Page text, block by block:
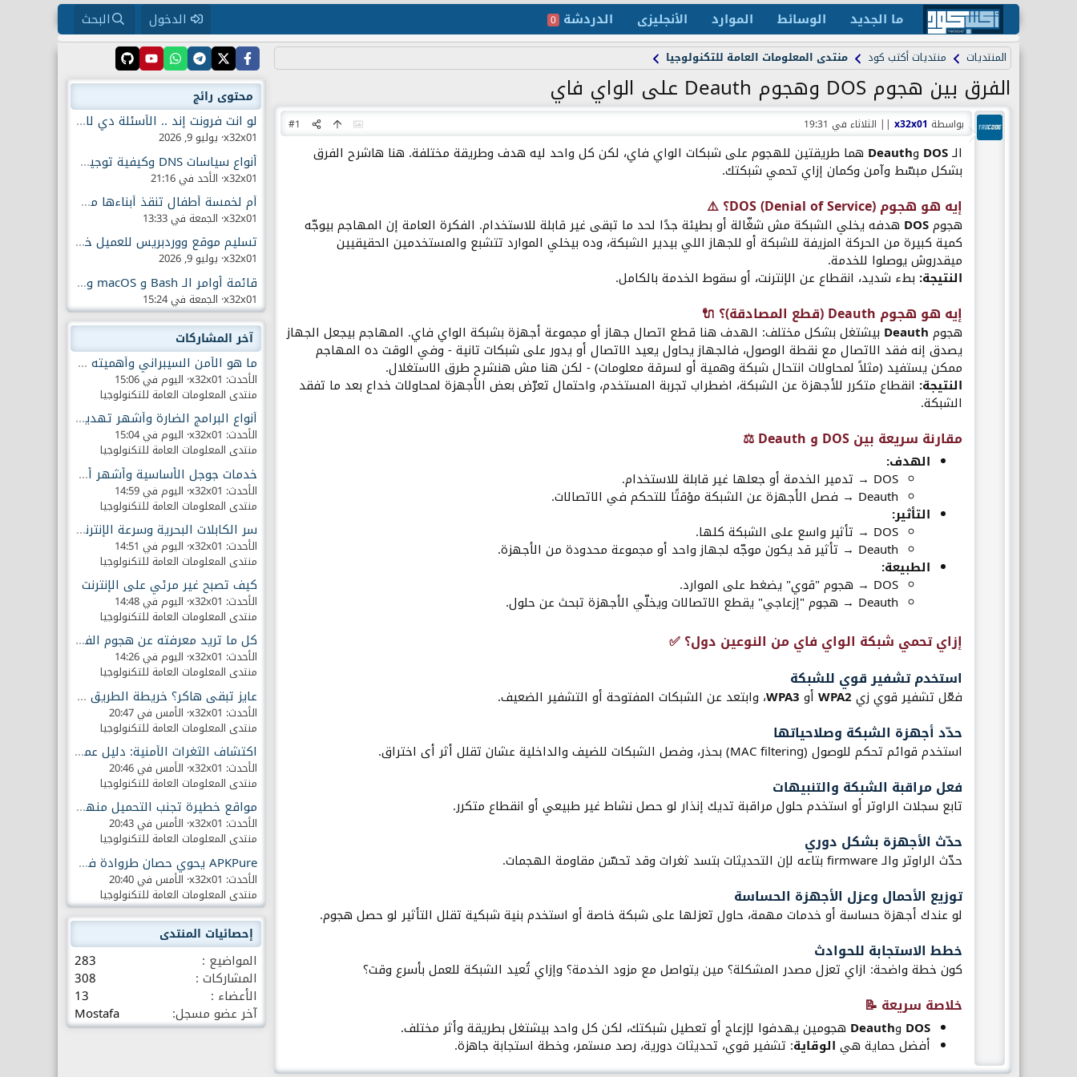
ما الجديد الوسائط الموارد الأنجليزى الدردشة 0 الدخول البحث
المنتديات منتديات أكتب كود منتدى المعلومات العامة للتكنولوجيا
الفرق بين هجوم DOS وهجوم Deauth على الواي فاي
بواسطة x32x01
|| الثلاثاء في 19:31 #1
الـDOS وDeauth هما طريقتين للهجوم على شبكات الواي فاي، لكن كل واحد ليه هدف وطريقة مختلفة. هنا هاشرح الفرق
بشكل مبسّط وآمن وكمان إزاي تحمي شبكتك.
إيه هو هجوم DOS (Denial of Service)؟ ⚠️​
هجومDOS هدفه يخلي الشبكة مش شغّالة أو بطيئة جدًا لحد ما تبقى غير قابلة للاستخدام. الفكرة العامة إن المهاجم بيوجّه
كمية كبيرة من الحركة المزيفة للشبكة أو للجهاز اللي بيدير الشبكة، وده بيخلي الموارد تتشبع والمستخدمين الحقيقيين
ميقدروش يوصلوا للخدمة.
النتيجة: بطء شديد، انقطاع عن الإنترنت، أو سقوط الخدمة بالكامل.
إيه هو هجوم Deauth (قطع المصادقة)؟ 🔌​
هجوم Deauth بيشتغل بشكل مختلف: الهدف هنا قطع اتصال جهاز أو مجموعة أجهزة بشبكة الواي فاي. المهاجم بيجعل الجهاز
يصدق إنه فقد الاتصال مع نقطة الوصول، فالجهاز يحاول يعيد الاتصال أو يدور على شبكات تانية - وفي الوقت ده المهاجم
ممكن يستفيد (مثلاً لمحاولات انتحال شبكة وهمية أو لسرقة معلومات) - لكن هنا مش هنشرح طرق الاستغلال.
النتيجة: انقطاع متكرر للأجهزة عن الشبكة، اضطراب تجربة المستخدم، واحتمال تعرّض بعض الأجهزة لمحاولات خداع بعد ما تفقد
الشبكة.
مقارنة سريعة بين DOS و Deauth ⚖️​
الهدف:
DOS → تدمير الخدمة أو جعلها غير قابلة للاستخدام.
Deauth → فصل الأجهزة عن الشبكة مؤقتًا للتحكم في الاتصالات.
التأثير:
DOS → تأثير واسع على الشبكة كلها.
Deauth → تأثير قد يكون موجّه لجهاز واحد أو مجموعة محدودة من الأجهزة.
الطبيعة:
DOS → هجوم "قوي" يضغط على الموارد.
Deauth → هجوم "إزعاجي" يقطع الاتصالات ويخلّي الأجهزة تبحث عن حلول.
إزاي تحمي شبكة الواي فاي من النوعين دول؟ ✅​
استخدم تشفير قوي للشبكة​
فعّل تشفير قوي زي WPA2 أو WPA3، وابتعد عن الشبكات المفتوحة أو التشفير الضعيف.
حدّد أجهزة الشبكة وصلاحياتها​
استخدم قوائم تحكم للوصول (MAC filtering) بحذر، وفصل الشبكات للضيف والداخلية عشان تقلل أثر أى اختراق.
فعل مراقبة الشبكة والتنبيهات​
تابع سجلات الراوتر أو استخدم حلول مراقبة تديك إنذار لو حصل نشاط غير طبيعي أو انقطاع متكرر.
حدّث الأجهزة بشكل دوري​
حدّث الراوتر والـ firmware بتاعه لإن التحديثات بتسد ثغرات وقد تحسّن مقاومة الهجمات.
توزيع الأحمال وعزل الأجهزة الحساسة​
لو عندك أجهزة حساسة أو خدمات مهمة، حاول تعزلها على شبكة خاصة أو استخدم بنية شبكية تقلل التأثير لو حصل هجوم.
خطط الاستجابة للحوادث​
كون خطة واضحة: ازاي تعزل مصدر المشكلة؟ مين يتواصل مع مزود الخدمة؟ وإزاي تُعيد الشبكة للعمل بأسرع وقت؟
خلاصة سريعة 📝​
DOS وDeauth هجومين يهدفوا لإزعاج أو تعطيل شبكتك، لكن كل واحد بيشتغل بطريقة وأثر مختلف.
أفضل حماية هي الوقاية: تشفير قوي، تحديثات دورية، رصد مستمر، وخطة استجابة جاهزة.
محتوى رائج
لو انت فرونت إند .. الأسئلة دي لازم تكون عارفها
x32x01 يوليو 9, 2026
أنواع سياسات DNS وكيفية توجيه حركة الإنترنت
x32x01 الأحد في 21:16
أم لخمسة أطفال تنقذ أبناءها من أدمان الهواتف الذكية
x32x01 الجمعة في 13:33
تسليم موقع ووردبريس للعميل خطوة بخطوة
x32x01 يوليو 9, 2026
قائمة أوامر الـ Bash و macOS و CMD و .....
x32x01 الجمعة في 15:24
آخر المشاركات
ما هو الأمن السيبراني وأهميته للهجمات الإلكترونية
الأحدث: x32x01 اليوم في 15:06
منتدى المعلومات العامة للتكنولوجيا
أنواع البرامج الضارة وأشهر تهديدات الأمن السيبراني
الأحدث: x32x01 اليوم في 15:04
منتدى المعلومات العامة للتكنولوجيا
خدمات جوجل الأساسية وأشهر أدواتها للمستخدمين
الأحدث: x32x01 اليوم في 14:59
منتدى المعلومات العامة للتكنولوجيا
سر الكابلات البحرية وسرعة الإنترنت العالمية
الأحدث: x32x01 اليوم في 14:51
منتدى المعلومات العامة للتكنولوجيا
كيف تصبح غير مرئي على الإنترنت
الأحدث: x32x01 اليوم في 14:48
منتدى المعلومات العامة للتكنولوجيا
كل ما تريد معرفته عن هجوم الفدية Ransomware
الأحدث: x32x01 اليوم في 14:26
منتدى المعلومات العامة للتكنولوجيا
عايز تبقى هاكر؟ خريطة الطريق والمهارات الآن..
الأحدث: x32x01 الأمس في 20:47
منتدى المعلومات العامة للتكنولوجيا
اكتشاف الثغرات الأمنية: دليل عملي مختصر 2026
الأحدث: x32x01 الأمس في 20:46
منتدى المعلومات العامة للتكنولوجيا
مواقع خطيرة تجنب التحميل منها على الإنترنت
الأحدث: x32x01 الأمس في 20:43
منتدى المعلومات العامة للتكنولوجيا
APKPure يحوي حصان طروادة في الإصدار 3.17.18
الأحدث: x32x01 الأمس في 20:40
منتدى المعلومات العامة للتكنولوجيا
إحصائيات المنتدى
المواضيع 283
المشاركات 308
الأعضاء 13
آخر عضو مسجل Mostafa